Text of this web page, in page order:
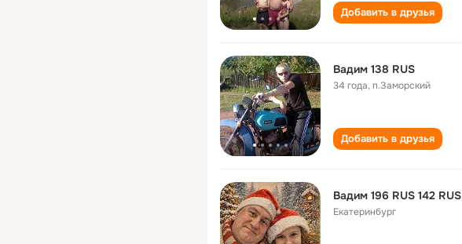
Добавить в друзья
Вадим 138 RUS
34 года,п.Заморский
Добавить в друзья
Вадим 196 RUS 142 RUS
Екатеринбург